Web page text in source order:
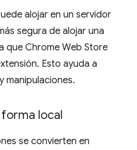
alojar en un servidor
segura de alojar una
que Chrome Web Store
Esto ayuda a
manipulaciones.
local
se convierten en